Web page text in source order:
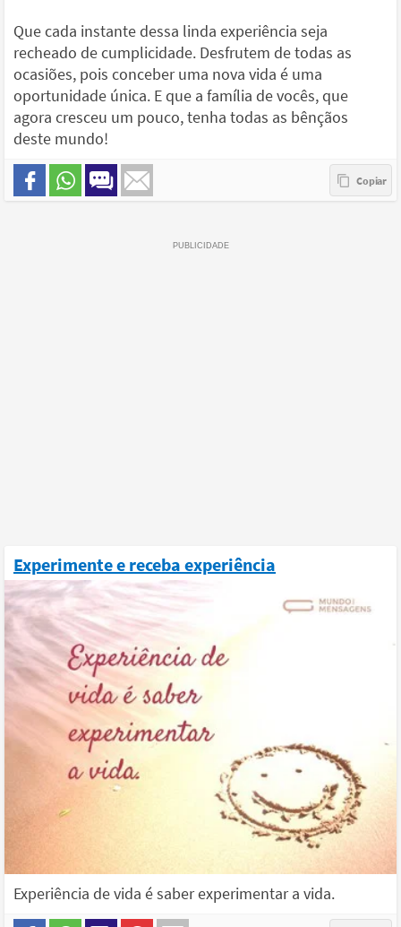
Que cada instante dessa linda experiência seja
recheado de cumplicidade. Desfrutem de todas as
ocasiões, pois conceber uma nova vida é uma
oportunidade única. E que a família de vocês, que
agora cresceu um pouco, tenha todas as bênçãos
deste mundo!
Experimente e receba experiência
Experiência de vida é saber experimentar a vida.